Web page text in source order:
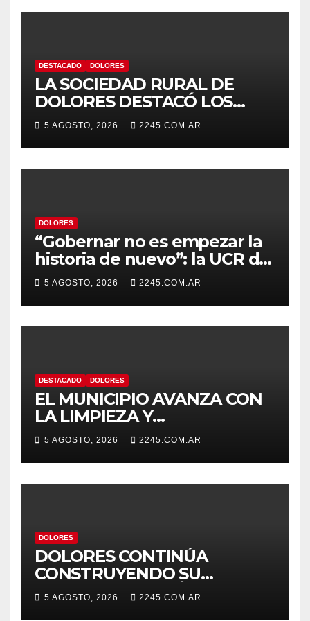
DESTACADO DOLORES
LA SOCIEDAD RURAL DE
DOLORES DESTACÓ LOS
TRABAJOS HIDRÁULICOS
REALIZADOS EN EL CANAL 1
5 AGOSTO, 2026 2245.COM.AR
DOLORES
“Gobernar no es empezar la
historia de nuevo”: la UCR de
Dolores rechazó el cambio de
nombre del Estadio Arturo
Umberto Illia
5 AGOSTO, 2026 2245.COM.AR
DESTACADO DOLORES
EL MUNICIPIO AVANZA CON
LA LIMPIEZA Y
MANTENIMIENTO DE
DESAGÜES
5 AGOSTO, 2026 2245.COM.AR
DOLORES
DOLORES CONTINÚA
CONSTRUYENDO SU
AGENDA ESTRATÉGICA CON
NUEVAS JORNADAS
5 AGOSTO, 2026 2245.COM.AR